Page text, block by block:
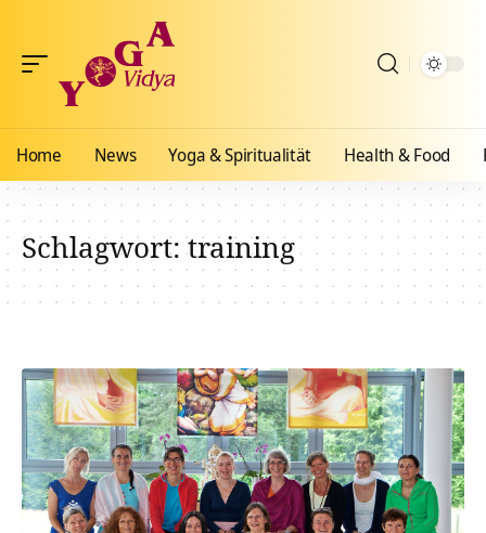
Home News Yoga & Spiritualität Health & Food
Schlagwort:training